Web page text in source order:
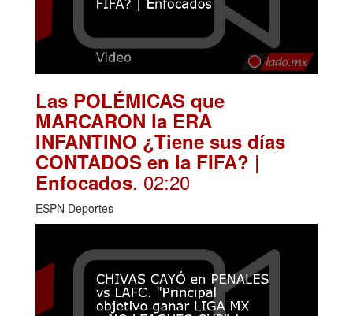
Las POLÉMICAS que
MARCARON la ERA
INFANTINO ¿Tiene sus días
CONTADOS en la FIFA? |
Enfocados. 02:20
ESPN Deportes